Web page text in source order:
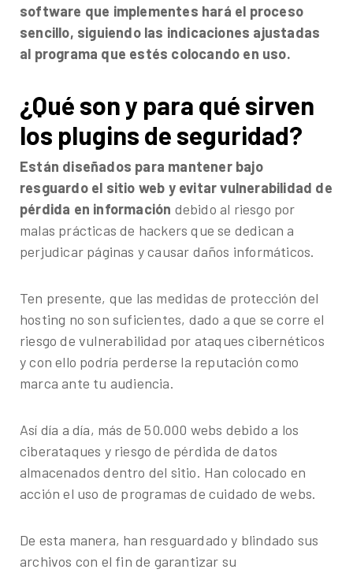
software que implementes hará el proceso
sencillo, siguiendo las indicaciones ajustadas
al programa que estés colocando en uso.
¿Qué son y para qué sirven
los plugins de seguridad?
Están diseñados para mantener bajo
resguardo el sitio web y evitar vulnerabilidad de
pérdida en información debido al riesgo por
malas prácticas de hackers que se dedican a
perjudicar páginas y causar daños informáticos.
Ten presente, que las medidas de protección del
hosting no son suficientes, dado a que se corre el
riesgo de vulnerabilidad por ataques cibernéticos
y con ello podría perderse la reputación como
marca ante tu audiencia.
Así día a día, más de 50.000 webs debido a los
ciberataques y riesgo de pérdida de datos
almacenados dentro del sitio. Han colocado en
acción el uso de programas de cuidado de webs.
De esta manera, han resguardado y blindado sus
archivos con el fin de garantizar su